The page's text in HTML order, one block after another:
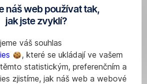
náš web používat tak,
jak jste zvyklí?
váš souhlas
, které se ukládají ve vašem
statistickým, preferenčním a
zjistíme, jak náš web a webové